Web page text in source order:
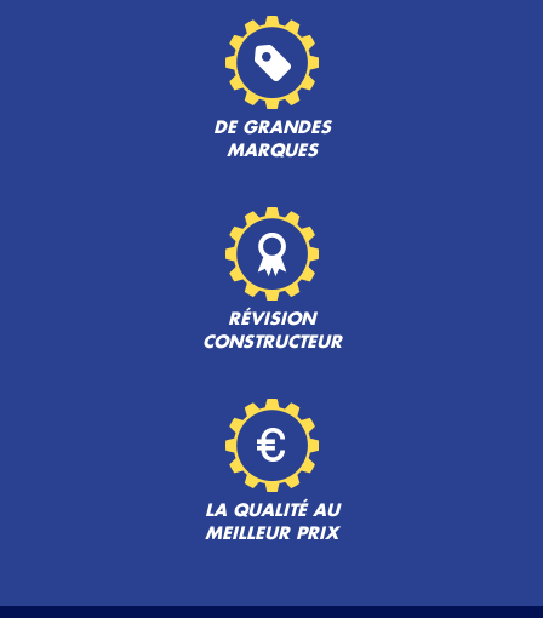
DE GRANDES
MARQUES
RÉVISION
CONSTRUCTEUR
LA QUALITÉ AU
MEILLEUR PRIX